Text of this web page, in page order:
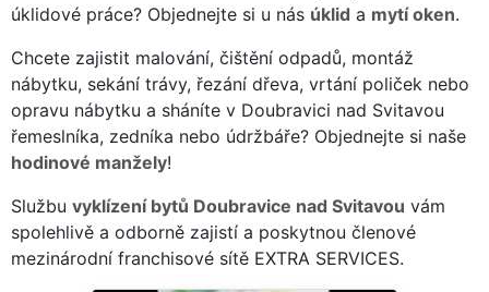
úklidové práce? Objednejte si u nás úklid a mytí oken.
Chcete zajistit malování, čištění odpadů, montáž
nábytku, sekání trávy, řezání dřeva, vrtání poliček nebo
opravu nábytku a sháníte v Doubravici nad Svitavou
řemeslníka, zedníka nebo údržbáře? Objednejte si naše
hodinové manžely!
Službu vyklízení bytů Doubravice nad Svitavou vám
spolehlivě a odborně zajistí a poskytnou členové
mezinárodní franchisové sítě EXTRA SERVICES.